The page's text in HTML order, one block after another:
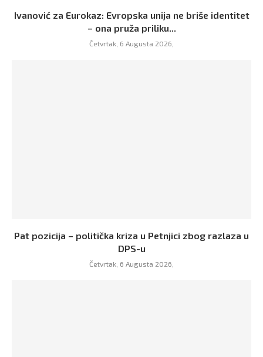
Ivanović za Eurokaz: Evropska unija ne briše identitet
– ona pruža priliku...
Četvrtak, 6 Augusta 2026,
Pat pozicija – politička kriza u Petnjici zbog razlaza u
DPS-u
Četvrtak, 6 Augusta 2026,